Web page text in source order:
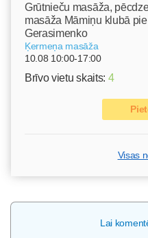
Grūtnieču masāža,
masāža Māmiņu klubā
Gerasimenko
Ķermeņa masāža
10.08 10:00-17:00
Brīvo vietu skaits: 4
Visas
Lai